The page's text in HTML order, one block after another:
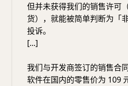
但并未获得我们的销售许可
货），就能被简单判断为「
投诉。
[...]
我们与开发商签订的销售合
软件在国内的零售价为 109